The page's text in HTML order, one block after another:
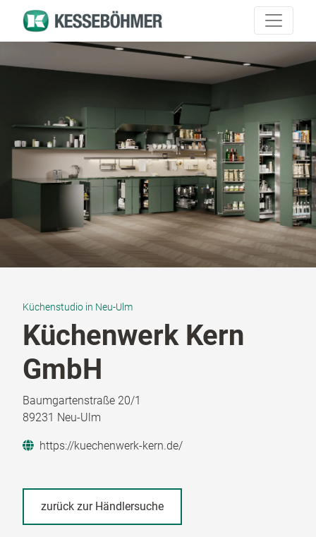
Küchenstudio in Neu-Ulm
Küchenwerk Kern
GmbH
Baumgartenstraße 20/1
89231 Neu-Ulm
https://kuechenwerk-kern.de/
zurück zur Händlersuche